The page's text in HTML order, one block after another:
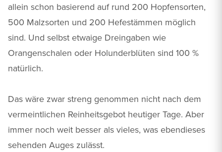
allein schon basierend auf rund 200 Hopfensorten,
500 Malzsorten und 200 Hefestämmen möglich
sind. Und selbst etwaige Dreingaben wie
Orangenschalen oder Holunderblüten sind 100 %
natürlich.
Das wäre zwar streng genommen nicht nach dem
vermeintlichen Reinheitsgebot heutiger Tage. Aber
immer noch weit besser als vieles, was ebendieses
sehenden Auges zulässt.